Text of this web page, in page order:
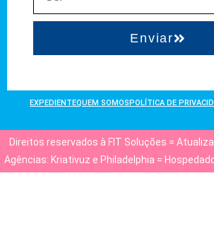
Enviar
EXPEDIENTEQUEM SOMOSPOLÍTICA DE
Direitos reservados à FIT Soluções =
Agências: Kriativuz e Philadelphia =